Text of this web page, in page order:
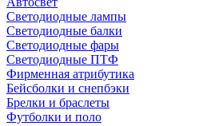
Светодиодные лампы
Светодиодные балки
Светодиодные фары
Светодиодные ПТФ
Фирменная атрибутика
Бейсболки и снепбэки
Брелки и браслеты
Футболки и поло